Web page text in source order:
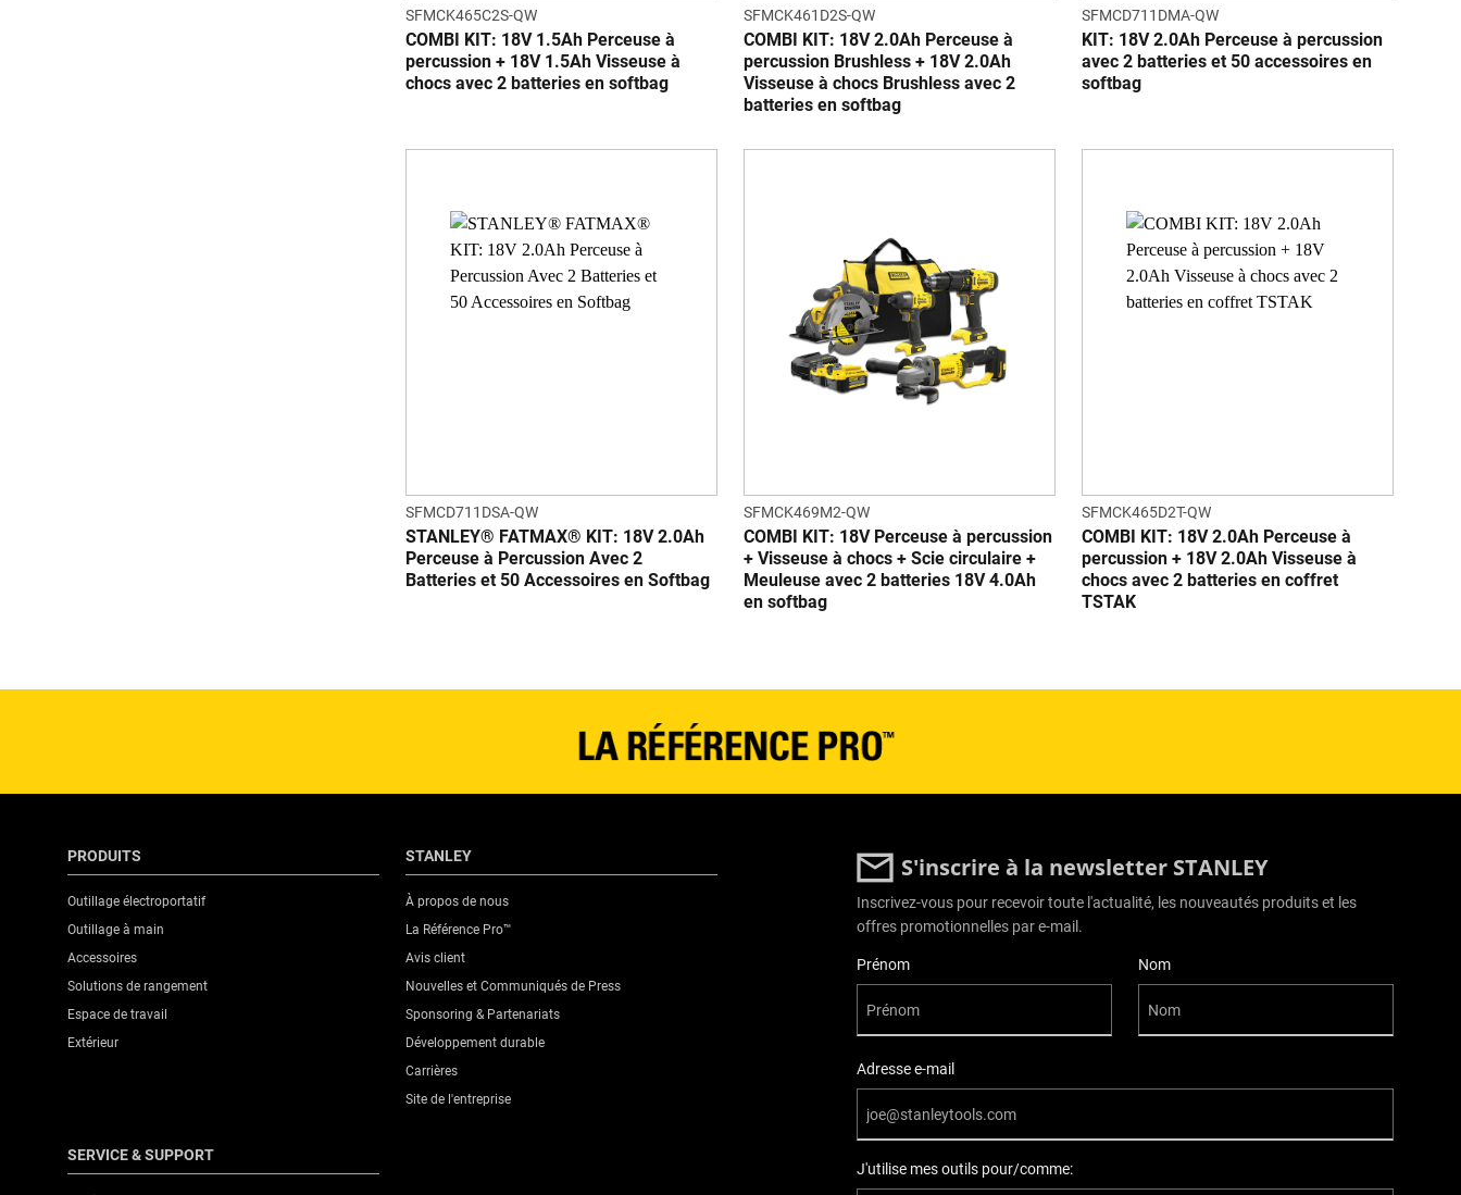
SFMCK465C2S-QW
COMBI KIT: 18V 1.5Ah Perceuse à
percussion + 18V 1.5Ah Visseuse à
chocs avec 2 batteries en softbag
SFMCK461D2S-QW
COMBI KIT: 18V 2.0Ah Perceuse à
percussion Brushless + 18V 2.0Ah
Visseuse à chocs Brushless avec 2
batteries en softbag
SFMCD711DMA-QW
KIT: 18V 2.0Ah Perceuse à percussion
avec 2 batteries et 50 accessoires en
softbag
SFMCD711DSA-QW
STANLEY® FATMAX® KIT: 18V 2.0Ah
Perceuse à Percussion Avec 2
Batteries et 50 Accessoires en Softbag
SFMCK469M2-QW
COMBI KIT: 18V Perceuse à percussion
+ Visseuse à chocs + Scie circulaire +
Meuleuse avec 2 batteries 18V 4.0Ah
en softbag
SFMCK465D2T-QW
COMBI KIT: 18V 2.0Ah Perceuse à
percussion + 18V 2.0Ah Visseuse à
chocs avec 2 batteries en coffret
TSTAK
PRODUITS
Outillage électroportatif
Outillage à main
Accessoires
Solutions de rangement
Espace de travail
Extérieur
STANLEY
À propos de nous
La Référence Pro™
Avis client
Nouvelles et Communiqués de Press
Sponsoring & Partenariats
Développement durable
Carrières
Site de l'entreprise
SERVICE & SUPPORT
S'inscrire à la newsletter STANLEY
Inscrivez-vous pour recevoir toute l'actualité, les nouveautés produits et les
offres promotionnelles par e-mail.
User Details
Prénom Nom
Adresse e-mail
J'utilise mes outils pour/comme: